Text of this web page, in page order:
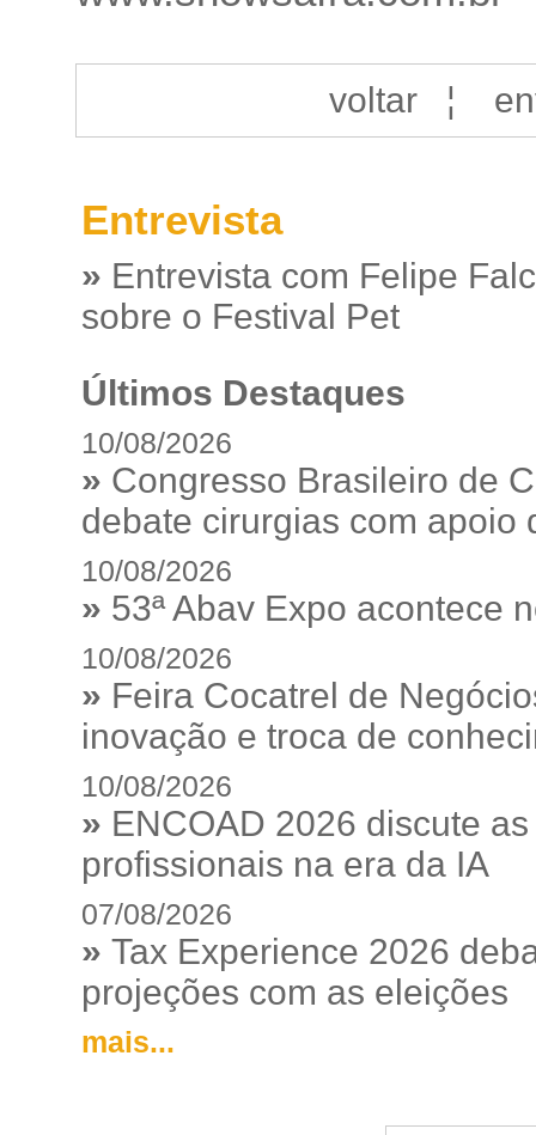
voltar¦
Entrevista
» Entrevista com Felipe
sobre o Festival Pet
Últimos Destaques
10/08/2026
» Congresso Brasileiro de
debate cirurgias com apoio
10/08/2026
» 53ª Abav Expo acontece
10/08/2026
» Feira Cocatrel de
inovação e troca de
10/08/2026
» ENCOAD 2026 discute
profissionais na era da IA
07/08/2026
» Tax Experience 2026
projeções com as eleições
mais...